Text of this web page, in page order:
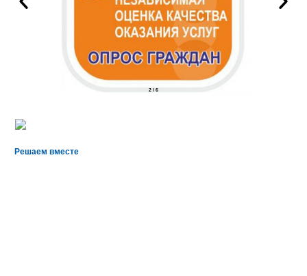
2 / 6
Решаем вместе